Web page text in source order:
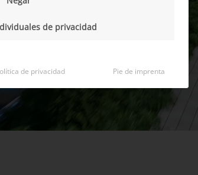
de privacidad
de privacidad Pie de imprenta